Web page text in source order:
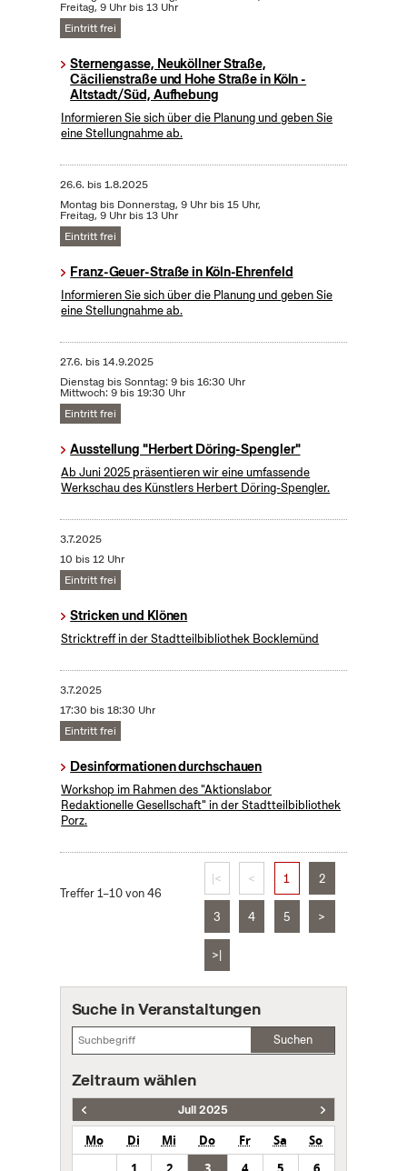
Freitag, 9 Uhr bis 13 Uhr
Eintritt frei
Sternengasse, Neuköllner Straße,
Cäcilienstraße und Hohe Straße in Köln -
Altstadt/Süd, Aufhebung
Informieren Sie sich über die Planung und geben Sie
eine Stellungnahme ab.
26.6. bis1.8.2025
Montag bis Donnerstag, 9 Uhr bis 15 Uhr,
Freitag, 9 Uhr bis 13 Uhr
Eintritt frei
Franz-Geuer-Straße in Köln-Ehrenfeld
Informieren Sie sich über die Planung und geben Sie
eine Stellungnahme ab.
27.6. bis14.9.2025
Dienstag bis Sonntag: 9 bis 16:30 Uhr
Mittwoch: 9 bis 19:30 Uhr
Eintritt frei
Ausstellung "Herbert Döring-Spengler"
Ab Juni 2025 präsentieren wir eine umfassende
Werkschau des Künstlers Herbert Döring-Spengler.
3.7.2025
10 bis 12 Uhr
Eintritt frei
Stricken und Klönen
Stricktreff in der Stadtteilbibliothek Bocklemünd
3.7.2025
17:30 bis 18:30 Uhr
Eintritt frei
Desinformationen durchschauen
Workshop im Rahmen des "Aktionslabor
Redaktionelle Gesellschaft" in der Stadtteilbibliothek
Porz.
Treffer 1–10 von 46
|< < 1 2
3 4 5 >
>|
Suche in Veranstaltungen
Suchen
Zeitraum wählen
Juli 2025
Mo Di Mi Do Fr Sa
So